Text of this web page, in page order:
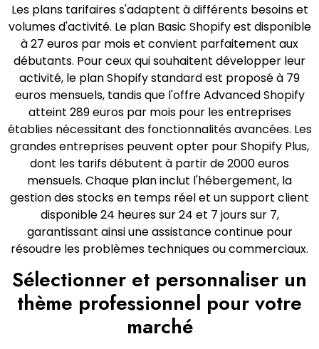
Les plans tarifaires s'adaptent à différents besoins et
volumes d'activité. Le plan Basic Shopify est disponible
à 27 euros par mois et convient parfaitement aux
débutants. Pour ceux qui souhaitent développer leur
activité, le plan Shopify standard est proposé à 79
euros mensuels, tandis que l'offre Advanced Shopify
atteint 289 euros par mois pour les entreprises
établies nécessitant des fonctionnalités avancées. Les
grandes entreprises peuvent opter pour Shopify Plus,
dont les tarifs débutent à partir de 2000 euros
mensuels. Chaque plan inclut l'hébergement, la
gestion des stocks en temps réel et un support client
disponible 24 heures sur 24 et 7 jours sur 7,
garantissant ainsi une assistance continue pour
résoudre les problèmes techniques ou commerciaux.
Sélectionner et personnaliser un
thème professionnel pour votre
marché